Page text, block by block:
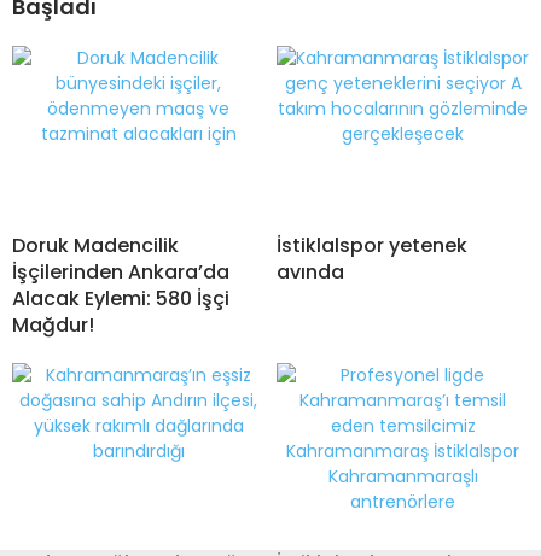
Başladı
Doruk Madencilik
İşçilerinden Ankara’da
Alacak Eylemi: 580 İşçi
Mağdur!
İstiklalspor yetenek
avında